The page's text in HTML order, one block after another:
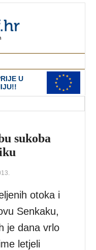
U
sukoba
otoka i
Senkaku,
je dana vrlo
letjeli